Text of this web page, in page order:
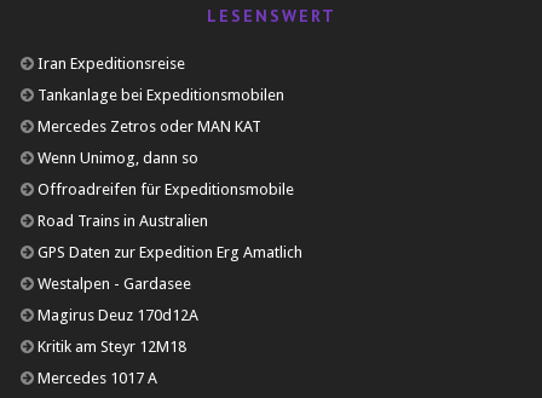
LESENSWERT
Iran Expeditionsreise
Tankanlage bei Expeditionsmobilen
Mercedes Zetros oder MAN KAT
Wenn Unimog, dann so
Offroadreifen für Expeditionsmobile
Road Trains in Australien
GPS Daten zur Expedition Erg Amatlich
Westalpen - Gardasee
Magirus Deuz 170d12A
Kritik am Steyr 12M18
Mercedes 1017 A